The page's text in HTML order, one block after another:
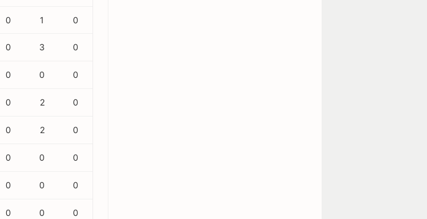
0 1 0
0 3 0
0 0 0
0 2 0
0 2 0
0 0 0
0 0 0
0 0 0